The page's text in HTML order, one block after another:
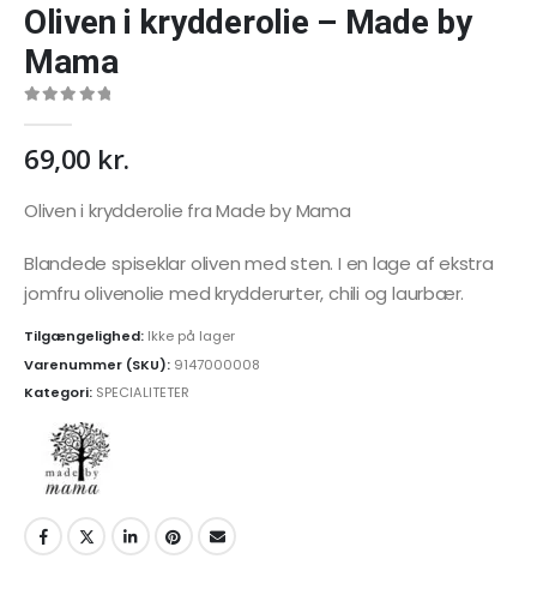
Oliven i krydderolie – Made by
Mama
69,00 kr.
Oliven i krydderolie fra Made by Mama
Blandede spiseklar oliven med sten. I en lage af ekstra
jomfru olivenolie med krydderurter, chili og laurbær.
Tilgængelighed: Ikke på lager
Varenummer (SKU): 9147000008
Kategori: SPECIALITETER